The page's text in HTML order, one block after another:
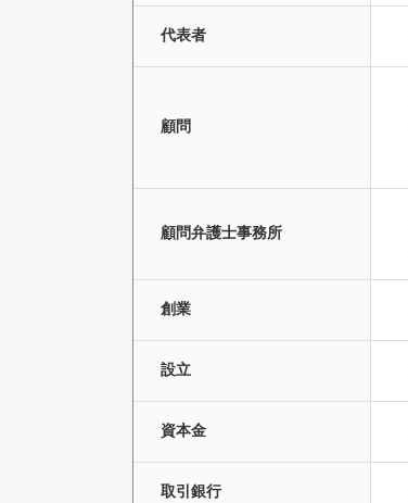
代表者
顧問
顧問弁護士事務所
創業
設立
資本金
取引銀行